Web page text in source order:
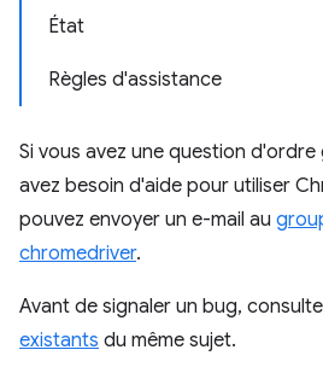
État
Règles d'assistance
Si vous avez une question d'ordre
avez besoin d'aide pour utiliser
pouvez envoyer un e-mail au
chromedriver.
Avant de signaler un bug,
existants du même sujet.